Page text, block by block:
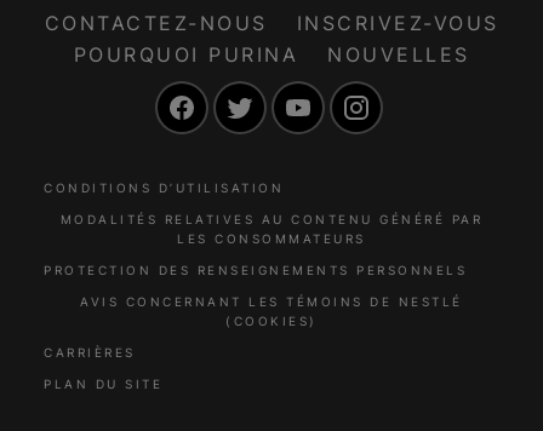
CONTACTEZ-NOUS
INSCRIVEZ-VOUS
POURQUOI PURINA
NOUVELLES
FacebookTwitter YouTube
CONDITIONS D’UTILISATION
MODALITÉS RELATIVES AU CONTENU GÉNÉRÉ PAR
LES CONSOMMATEURS
PROTECTION DES RENSEIGNEMENTS PERSONNELS
AVIS CONCERNANT LES TÉMOINS DE NESTLÉ
(COOKIES)
CARRIÈRES
PLAN DU SITE